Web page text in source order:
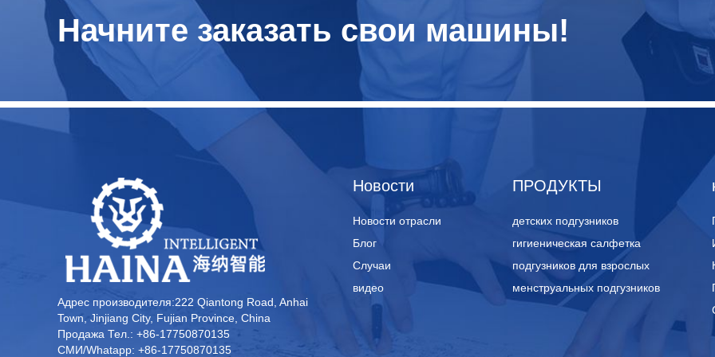
Начните заказать свои машины!
Адрес производителя:222 Qiantong Road, Anhai
Town, Jinjiang City, Fujian Province, China
Продажа Тел.: +86-17750870135
СМИ/Whatapp: +86-17750870135
ПРОДУКТЫ
детских подгузников
гигиеническая салфетка
подгузников для взрослых
менструальных подгузников
Новости
Новости отрасли
Блог
Случаи
видео